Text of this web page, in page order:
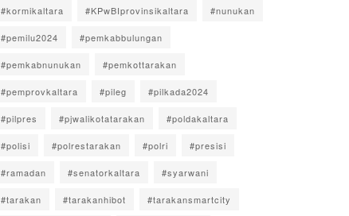
#kormikaltara #KPwBIprovinsikaltara #nunukan
#pemilu2024 #pemkabbulungan
#pemkabnunukan #pemkottarakan
#pemprovkaltara #pileg #pilkada2024
#pilpres #pjwalikotatarakan #poldakaltara
#polisi #polrestarakan #polri #presisi
#ramadan #senatorkaltara #syarwani
#tarakan #tarakanhibot #tarakansmartcity